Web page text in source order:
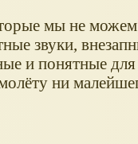
мы не
звуки,
и понятные для
ни